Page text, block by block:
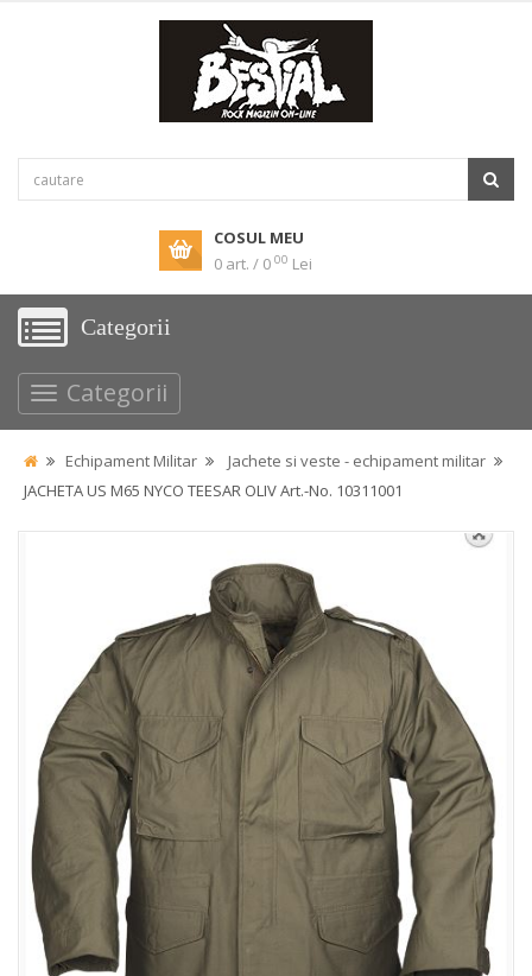
COSUL MEU
0 art. / 0 00 Lei
Categorii
Categorii
Echipament Militar
Jachete si veste - echipament militar
JACHETA US M65 NYCO TEESAR OLIV Art.-No. 10311001